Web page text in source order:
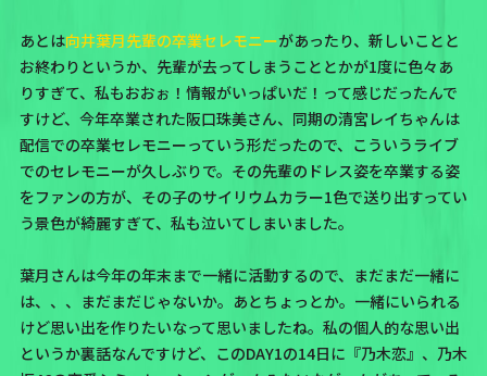
あとは向井葉月先輩の卒業セレモニーがあったり、新しいことと
お終わりというか、先輩が去ってしまうこととかが1度に色々あ
りすぎて、私もおおぉ！情報がいっぱいだ！って感じだったんで
すけど、今年卒業された阪口珠美さん、同期の清宮レイちゃんは
配信での卒業セレモニーっていう形だったので、こういうライブ
でのセレモニーが久しぶりで。その先輩のドレス姿を卒業する姿
をファンの方が、その子のサイリウムカラー1色で送り出すってい
う景色が綺麗すぎて、私も泣いてしまいました。
葉月さんは今年の年末まで一緒に活動するので、まだまだ一緒に
は、、、まだまだじゃないか。あとちょっとか。一緒にいられる
けど思い出を作りたいなって思いましたね。私の個人的な思い出
というか裏話なんですけど、このDAY1の14日に 『乃木恋』 、乃木